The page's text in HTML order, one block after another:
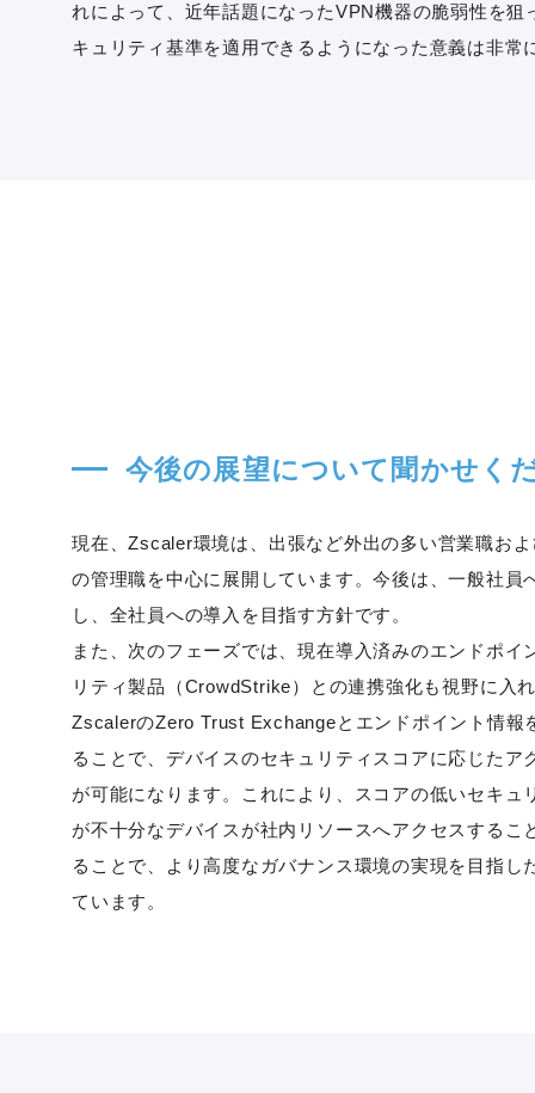
れによって、近年話題になったVPN機器の脆弱性を
キュリティ基準を適用できるようになった意義は非常
今後の展望について聞かせく
現在、Zscaler環境は、出張など外出の多い営業職お
の管理職を中心に展開しています。今後は、一般社員
し、全社員への導入を目指す方針です。
また、次のフェーズでは、現在導入済みのエンドポイ
リティ製品（CrowdStrike）との連携強化も視野に入
ZscalerのZero Trust Exchangeとエンドポイント情報
ることで、デバイスのセキュリティスコアに応じたア
が可能になります。これにより、スコアの低いセキュ
が不十分なデバイスが社内リソースへアクセスするこ
ることで、より高度なガバナンス環境の実現を目指し
ています。